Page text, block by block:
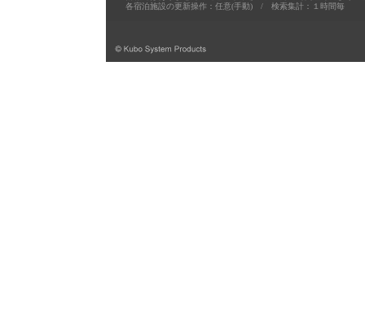
各宿泊施設の更新操作：任意(手動) / 検索集計：１時間毎